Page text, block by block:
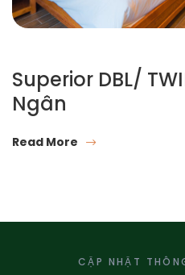
Superior DBL/
Ngân
Read More
CẬP NHẬT